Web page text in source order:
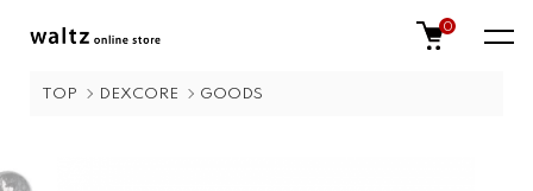
0
TOP DEXCORE GOODS